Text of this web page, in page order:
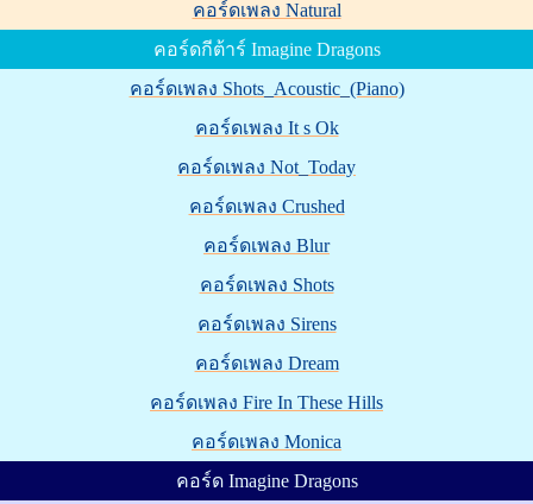
คอร์ดเพลง Natural
คอร์ดกีต้าร์ Imagine Dragons
คอร์ดเพลง Shots_Acoustic_(Piano)
คอร์ดเพลง It s Ok
คอร์ดเพลง Not_Today
คอร์ดเพลง Crushed
คอร์ดเพลง Blur
คอร์ดเพลง Shots
คอร์ดเพลง Sirens
คอร์ดเพลง Dream
คอร์ดเพลง Fire In These Hills
คอร์ดเพลง Monica
คอร์ด Imagine Dragons